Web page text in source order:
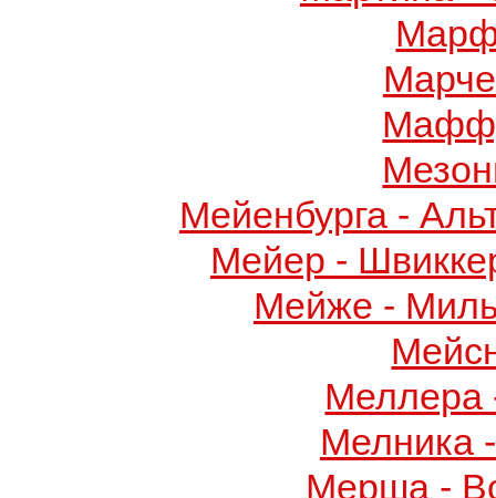
Мейенбурга -
Мейер -
Мейже -
Меллера
Мелника
Мерша -